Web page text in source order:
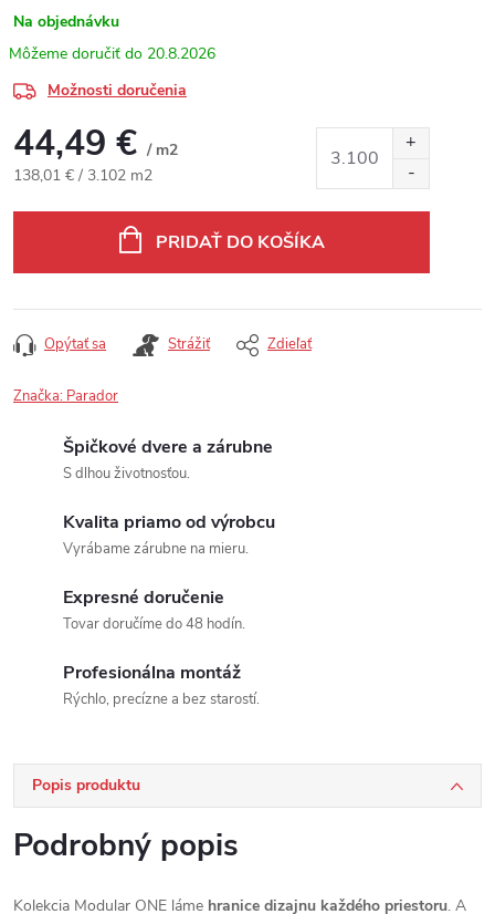
Na objednávku
20.8.2026
Možnosti doručenia
44,49 € / m2
Jednotková cena:
138,01 € / 3.102 m2
PRIDAŤ DO KOŠÍKA
Opýtať sa Strážiť Zdieľať
Značka: Parador
Špičkové dvere a zárubne
S dlhou životnosťou.
Kvalita priamo od výrobcu
Vyrábame zárubne na mieru.
Expresné doručenie
Tovar doručíme do 48 hodín.
Profesionálna montáž
Rýchlo, precízne a bez starostí.
Popis produktu
Podrobný popis
Kolekcia Modular ONE láme hranice dizajnu každého priestoru. A